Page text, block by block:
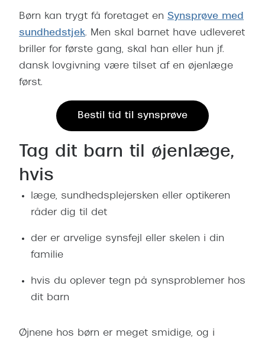
Børn kan trygt få foretaget en Synsprøve med
sundhedstjek. Men skal barnet have udleveret
briller for første gang, skal han eller hun jf.
dansk lovgivning være tilset af en øjenlæge
først.
Bestil tid til synsprøve
Tag dit barn til øjenlæge,
hvis
læge, sundhedsplejersken eller optikeren
råder dig til det
der er arvelige synsfejl eller skelen i din
familie
hvis du oplever tegn på synsproblemer hos
dit barn
Øjnene hos børn er meget smidige, og i